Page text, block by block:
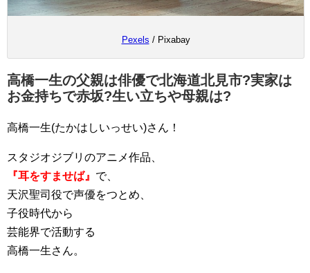
Pexels / Pixabay
高橋一生の父親は俳優で北海道北見市?実家は
お金持ちで赤坂?生い立ちや母親は?
高橋一生(たかはしいっせい)さん！
スタジオジブリのアニメ作品、
『耳をすませば』 で、
天沢聖司役で声優をつとめ、
子役時代から
芸能界で活動する
高橋一生さん。